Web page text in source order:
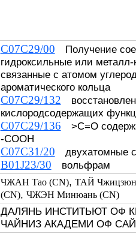
C07C29/00 Получение
гидроксильные или
связанные с атомом
ароматического кольца
C07C29/132
кислородсодержащих
C07C29/136 >C=O
-COOH
C07C31/20 двухатомные
B01J23/30 вольфрам
ЧЖАН Тао (CN), ТАЙ
(CN), ЧЖЭН Минюань (CN)
ДАЛЯНЬ ИНСТИТЬЮТ ОФ
ЧАЙНИЗ АКАДЕМИ ОФ